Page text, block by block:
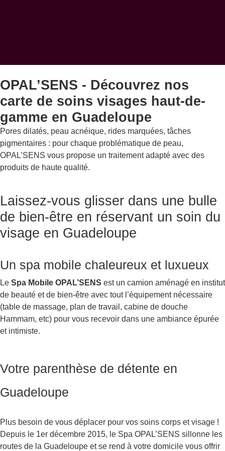
OPAL’SENS - Découvrez nos
carte de soins visages haut-de-
gamme en Guadeloupe
Pores dilatés, peau acnéique, rides marquées, tâches
pigmentaires : pour chaque problématique de peau,
OPAL’SENS vous propose un traitement adapté avec des
produits de haute qualité.
Laissez-vous glisser dans une bulle
de bien-être en réservant un soin du
visage en Guadeloupe
Un spa mobile chaleureux et luxueux
Le Spa Mobile OPAL’SENS est un camion aménagé en institut
de beauté et de bien-être avec tout l’équipement nécessaire
(table de massage, plan de travail, cabine de douche
Hammam, etc) pour vous recevoir dans une ambiance épurée
et intimiste.
Votre parenthèse de détente en
Guadeloupe
Plus besoin de vous déplacer pour vos soins corps et visage !
Depuis le 1er décembre 2015, le Spa OPAL’SENS sillonne les
routes de la Guadeloupe et se rend à votre domicile vous offrir